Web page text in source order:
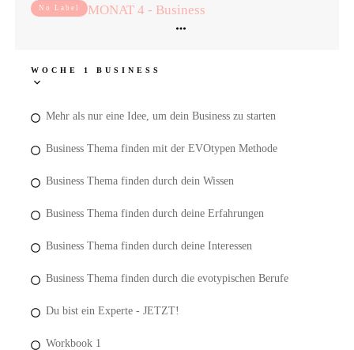
No Label MONAT 4 - Business
WOCHE 1 BUSINESS
Mehr als nur eine Idee, um dein Business zu starten
Business Thema finden mit der EVOtypen Methode
Business Thema finden durch dein Wissen
Business Thema finden durch deine Erfahrungen
Business Thema finden durch deine Interessen
Business Thema finden durch die evotypischen Berufe
Du bist ein Experte - JETZT!
Workbook 1